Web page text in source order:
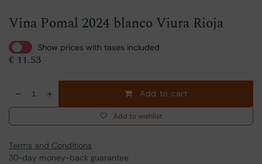
Vina Pomal 2024 blanco Viura Rioja
Show prices with taxes included
€ 11.53
Add to cart
Add to wishlist
Terms and Conditions
30-day money-back guarantee